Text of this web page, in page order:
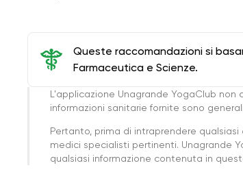
Queste raccomandazioni si
Farmaceutica e Scienze.
L'applicazione Unagrande YogaClub
informazioni sanitarie fornite sono
Pertanto, prima di intraprendere
medici specialisti pertinenti. Unagrande
qualsiasi informazione contenuta in